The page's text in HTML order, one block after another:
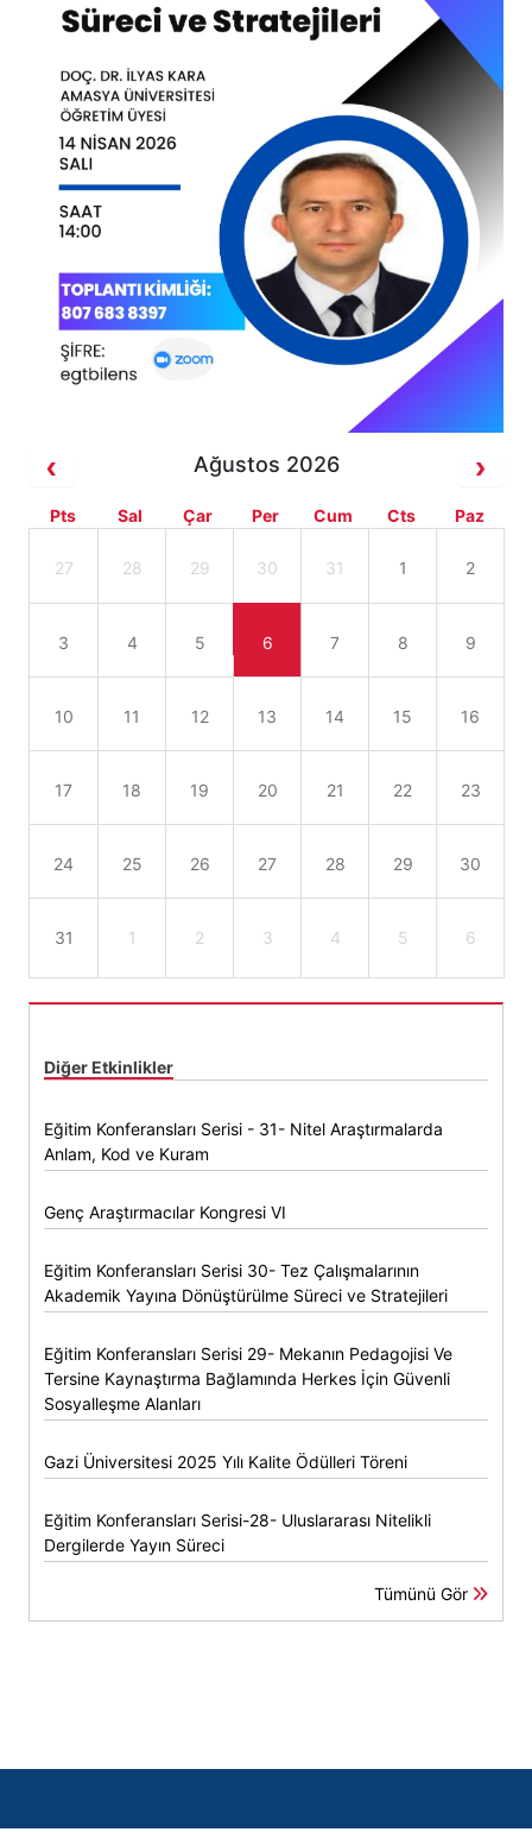
Ağustos 2026
Pts Sal Çar Per Cum Cts Paz
27 28 29 30 31 1 2
3 4 5 6 7 8 9
10 11 12 13 14 15 16
17 18 19 20 21 22 23
24 25 26 27 28 29 30
31 1 2 3 4 5 6
Diğer Etkinlikler
Eğitim Konferansları Serisi - 31- Nitel Araştırmalarda
Anlam, Kod ve Kuram
Genç Araştırmacılar Kongresi VI
Eğitim Konferansları Serisi 30- Tez Çalışmalarının
Akademik Yayına Dönüştürülme Süreci ve Stratejileri
Eğitim Konferansları Serisi 29- Mekanın Pedagojisi Ve
Tersine Kaynaştırma Bağlamında Herkes İçin Güvenli
Sosyalleşme Alanları
Gazi Üniversitesi 2025 Yılı Kalite Ödülleri Töreni
Eğitim Konferansları Serisi-28- Uluslararası Nitelikli
Dergilerde Yayın Süreci
Tümünü Gör